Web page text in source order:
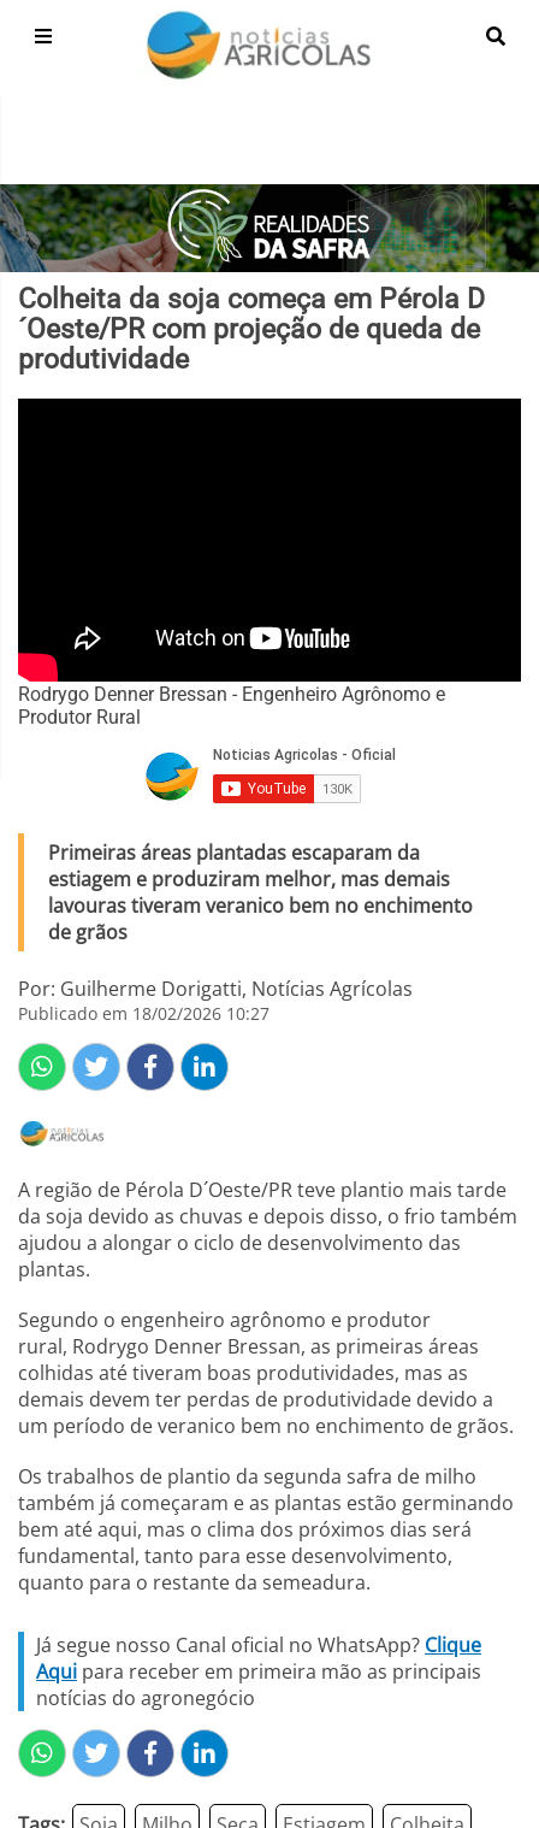
Colheita da soja começa em Pérola D
´Oeste/PR com projeção de queda de
produtividade
Rodrygo Denner Bressan - Engenheiro Agrônomo e
Produtor Rural
Primeiras áreas plantadas escaparam da
estiagem e produziram melhor, mas demais
lavouras tiveram veranico bem no enchimento
de grãos
Por: Guilherme Dorigatti, Notícias Agrícolas
Publicado em 18/02/2026 10:27
A região de Pérola D´Oeste/PR teve plantio mais tarde
da soja devido as chuvas e depois disso, o frio também
ajudou a alongar o ciclo de desenvolvimento das
plantas.
Segundo o engenheiro agrônomo e produtor
rural, Rodrygo Denner Bressan, as primeiras áreas
colhidas até tiveram boas produtividades, mas as
demais devem ter perdas de produtividade devido a
um período de veranico bem no enchimento de grãos.
Os trabalhos de plantio da segunda safra de milho
também já começaram e as plantas estão germinando
bem até aqui, mas o clima dos próximos dias será
fundamental, tanto para esse desenvolvimento,
quanto para o restante da semeadura.
Já segue nosso Canal oficial no WhatsApp? Clique
Aqui para receber em primeira mão as principais
notícias do agronegócio